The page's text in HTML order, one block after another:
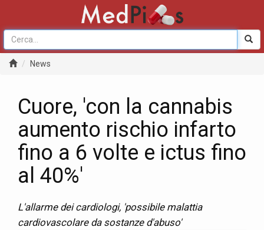
News
Cuore, 'con la cannabis
aumento rischio infarto
fino a 6 volte e ictus fino
al 40%'
L'allarme dei cardiologi, 'possibile malattia
cardiovascolare da sostanze d'abuso'